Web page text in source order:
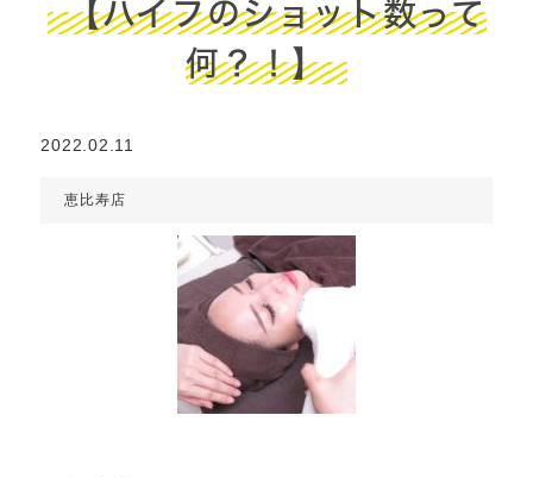
【ハイフのショット数って
何？！】
2022.02.11
恵比寿店